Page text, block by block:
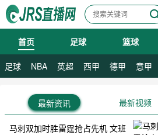
首页 足球 篮球
足球 NBA 英超 西甲 德甲 意甲
最新资讯 最新视频
马刺双加时胜雷霆抢占先机 文班
08月09日 星期日